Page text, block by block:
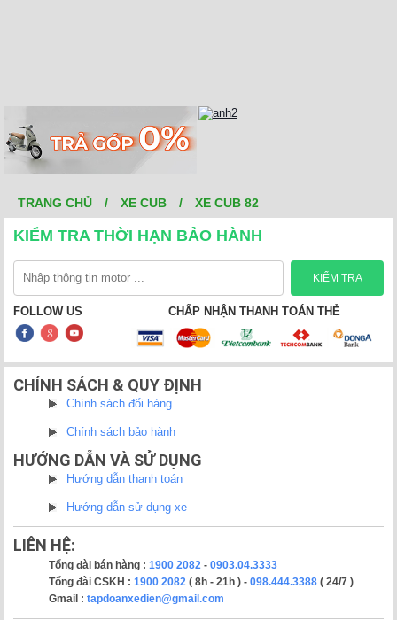
TRANG CHỦ / XE CUB / XE CUB 82
KIỂM TRA THỜI HẠN BẢO HÀNH
FOLLOW US CHẤP NHẬN THANH TOÁN THẺ
CHÍNH SÁCH & QUY ĐỊNH
Chính sách đổi hàng
Chính sách bảo hành
HƯỚNG DẪN VÀ SỬ DỤNG
Hướng dẫn thanh toán
Hướng dẫn sử dụng xe
LIÊN HỆ:
Tổng đài bán hàng : 1900 2082 - 0903.04.3333
Tổng đài CSKH : 1900 2082 ( 8h - 21h ) - 098.444.3388 ( 24/7 )
Gmail : tapdoanxedien@gmail.com